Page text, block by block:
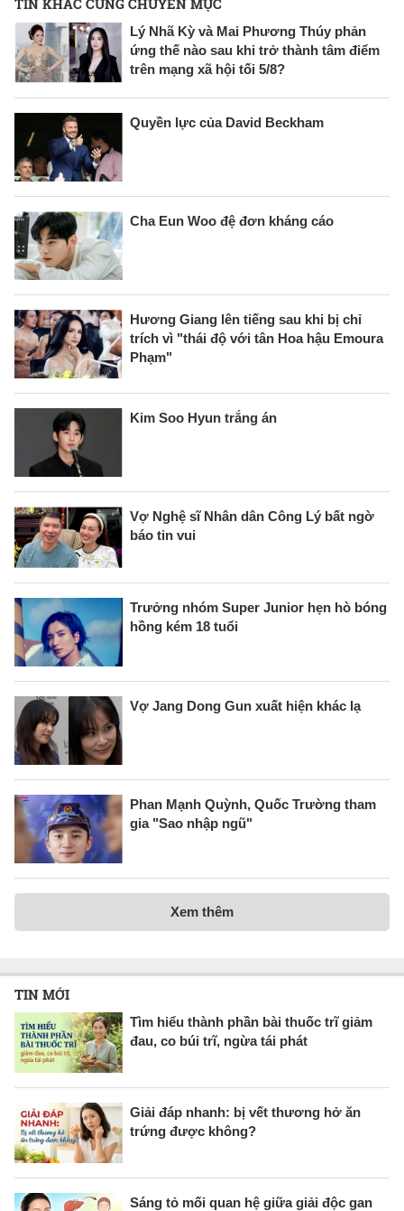
TIN KHÁC CÙNG CHUYÊN MỤC
Lý Nhã Kỳ và Mai Phương Thúy phản
ứng thế nào sau khi trở thành tâm điểm
trên mạng xã hội tối 5/8?
Quyền lực của David Beckham
Cha Eun Woo đệ đơn kháng cáo
Hương Giang lên tiếng sau khi bị chỉ
trích vì "thái độ với tân Hoa hậu Emoura
Phạm"
Kim Soo Hyun trắng án
Vợ Nghệ sĩ Nhân dân Công Lý bất ngờ
báo tin vui
Trưởng nhóm Super Junior hẹn hò bóng
hồng kém 18 tuổi
Vợ Jang Dong Gun xuất hiện khác lạ
Phan Mạnh Quỳnh, Quốc Trường tham
gia "Sao nhập ngũ"
Xem thêm
TIN MỚI
Tìm hiểu thành phần bài thuốc trĩ giảm
đau, co búi trĩ, ngừa tái phát
Giải đáp nhanh: bị vết thương hở ăn
trứng được không?
Sáng tỏ mối quan hệ giữa giải độc gan